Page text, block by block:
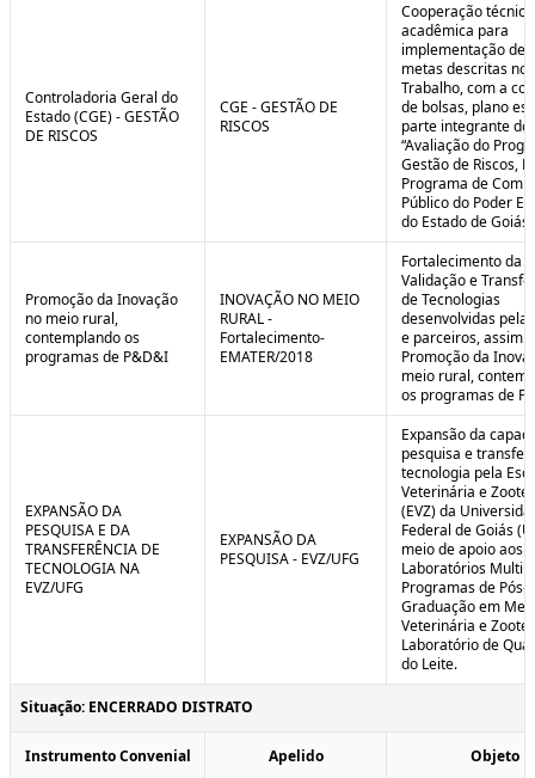
Controladoria Geral do
Estado (CGE) - GESTÃO
DE RISCOS
CGE - GESTÃO DE
RISCOS
Cooperação
acadêmica para
implementação de
metas descritas no
Trabalho, com a
de bolsas, plano
parte integrante do
“Avaliação do
Gestão de Riscos,
Programa de
Público do Poder
do Estado de
Promoção da Inovação
no meio rural,
contemplando os
programas de P&D&I
INOVAÇÃO NO MEIO
RURAL -
Fortalecimento-
EMATER/2018
Fortalecimento da
Validação e
de Tecnologias
desenvolvidas pela
e parceiros, assim
Promoção da
meio rural,
os programas de
EXPANSÃO DA
PESQUISA E DA
TRANSFERÊNCIA DE
TECNOLOGIA NA
EVZ/UFG
EXPANSÃO DA
PESQUISA - EVZ/UFG
Expansão da
pesquisa e
tecnologia pela
Veterinária e
(EVZ) da
Federal de Goiás
meio de apoio aos
Laboratórios
Programas de Pós-
Graduação em
Veterinária e
Laboratório de
do Leite.
Situação: ENCERRADO DISTRATO
Instrumento Convenial Apelido Objeto